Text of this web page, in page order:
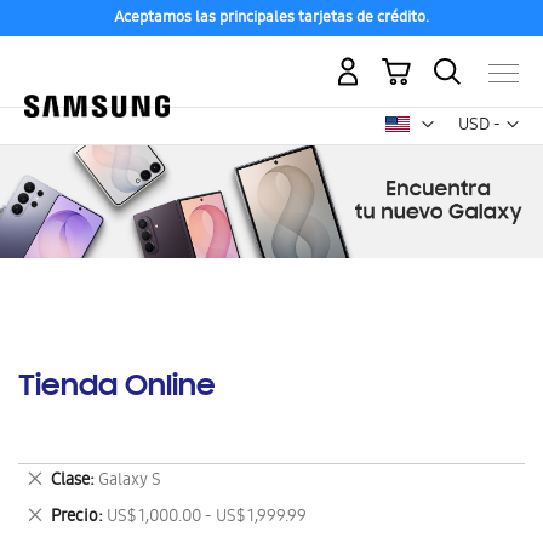
Aceptamos las principales tarjetas de crédito.
USD -
dólar
Mi carrito
Tienda Online
Clase Galaxy S
Eliminar
este
artículo
Precio US$ 1,000.00 - US$ 1,999.99
Eliminar